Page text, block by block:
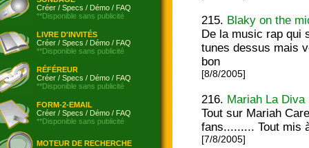
Créer / Specs / Démo / FAQ
**Disponible sans publicité
LIVRE D'INVITÉS
Créer / Specs / Démo / FAQ
**Disponible sans publicité
RÉFÉREUR
Créer / Specs / Démo / FAQ
**Disponible sans publicité
FORM-2-EMAIL
Créer / Specs / Démo / FAQ
**Disponible sans publicité
MOTEUR DE RECHERCHE
215. Blaky on the
De la music rap qui
tunes dessus mais
bon
[8/8/2005]
216. Mariah La Diva
Tout sur Mariah
fans......... Tout mis
[7/8/2005]